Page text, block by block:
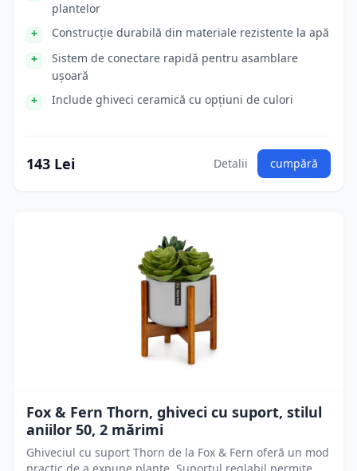
plantelor
Construcție durabilă din materiale rezistente la apă
Sistem de conectare rapidă pentru asamblare
ușoară
Include ghiveci ceramică cu opțiuni de culori
143 Lei Detalii cumpără
Fox & Fern Thorn, ghiveci cu suport, stilul
aniilor 50, 2 mărimi
Ghiveciul cu suport Thorn de la Fox & Fern oferă un mod